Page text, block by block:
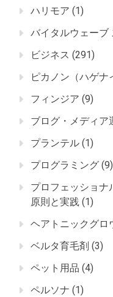
ハリモア (1)
バイタルウェーブ
ビジネス (291)
ピカノン（ハゲナ
フィンジア (9)
ブログ・メディア
プランテル (1)
プログラミング (9)
プロフェッショナ
原則と実践 (1)
ヘアトニックグロ
ベルタ育毛剤 (3)
ペット用品 (4)
ペルソナ (1)